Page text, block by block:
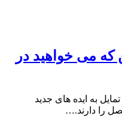
که می خواهید در
به ایده های جدید
را دارند.…